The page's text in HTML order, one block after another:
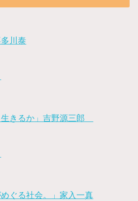
多川泰
きるか」吉野源三郎
めぐる社会。」家入一真